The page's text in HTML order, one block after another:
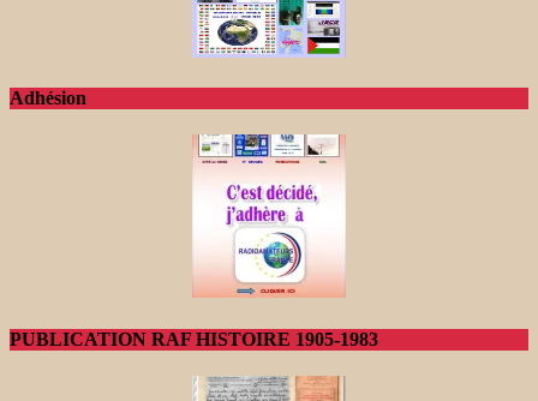
Adhésion
PUBLICATION RAF HISTOIRE 1905-1983